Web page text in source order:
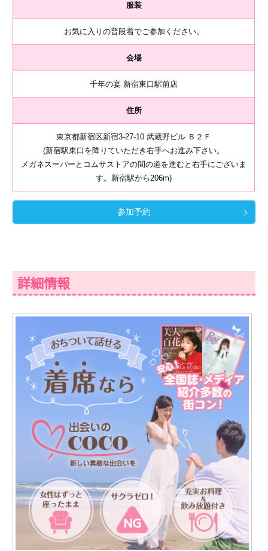
服装
お気に入りの普段着でご参加ください。
会場
千年の宴 新宿東口駅前店
住所
東京都新宿区新宿3-27-10 武蔵野ビル Ｂ２Ｆ
(新宿駅東口を降りていただき右手へお進み下さい。
メガネスーパーとコムサストアの間の道を進むと右手にございま
す。新宿駅から206m)
参加予約
詳細情報